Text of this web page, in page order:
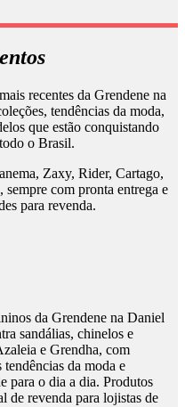
recentes da Grendene na
tendências da moda,
que estão conquistando
o Brasil.
Zaxy, Rider, Cartago,
com pronta entrega e
para revenda.
da Grendene na Daniel
sandálias, chinelos e
e Grendha, com
da moda e
para o dia a dia. Produtos
de revenda para lojistas de